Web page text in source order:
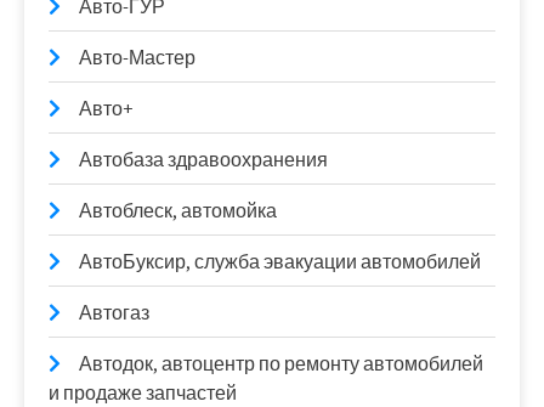
Авто-ГУР
Авто-Мастер
Авто+
Автобаза здравоохранения
Автоблеск, автомойка
АвтоБуксир, служба эвакуации автомобилей
Автогаз
Автодок, автоцентр по ремонту автомобилей
и продаже запчастей